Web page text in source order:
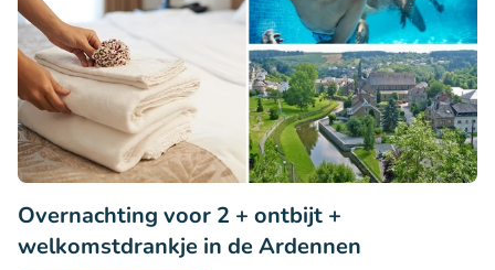
Overnachting voor 2 + ontbijt +
welkomstdrankje in de Ardennen